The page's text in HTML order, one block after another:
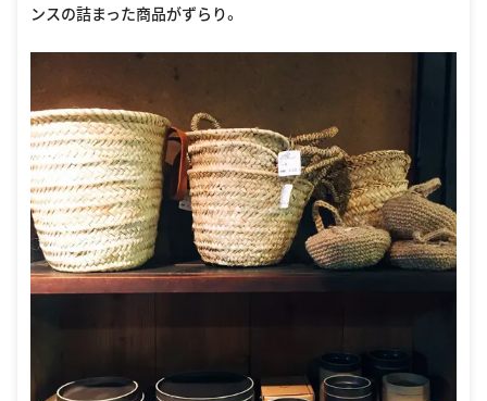
ンスの詰まった商品がずらり。